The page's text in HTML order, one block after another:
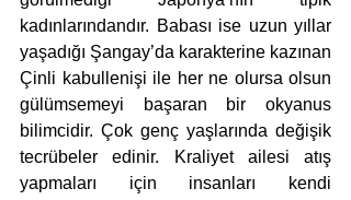
kadınlarındandır. Babası ise uzun yıllar
yaşadığı Şangay’da karakterine kazınan
Çinli kabullenişi ile her ne olursa olsun
gülümsemeyi başaran bir okyanus
bilimcidir. Çok genç yaşlarında değişik
tecrübeler edinir. Kraliyet ailesi atış
yapmaları için insanları kendi